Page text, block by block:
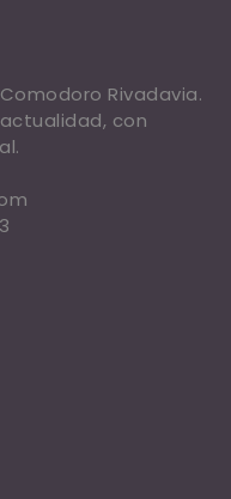
Rivadavia.
con